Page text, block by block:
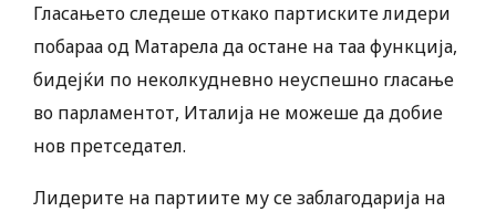
Гласањето следеше откако партиските лидери
побараа од Матарела да остане на таа функција,
бидејќи по неколкудневно неуспешно гласање
во парламентот, Италија не можеше да добие
нов претседател.
Лидерите на партиите му се заблагодарија на